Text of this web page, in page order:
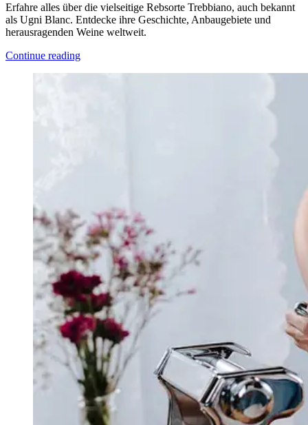
Erfahre alles über die vielseitige Rebsorte Trebbiano, auch bekannt
als Ugni Blanc. Entdecke ihre Geschichte, Anbaugebiete und
herausragenden Weine weltweit.
Continue reading